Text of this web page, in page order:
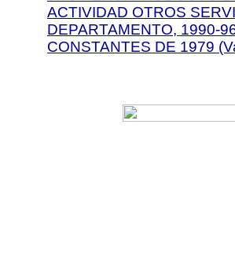
ACTIVIDAD OTROS
DEPARTAMENTO, 1990-
CONSTANTES DE 1979